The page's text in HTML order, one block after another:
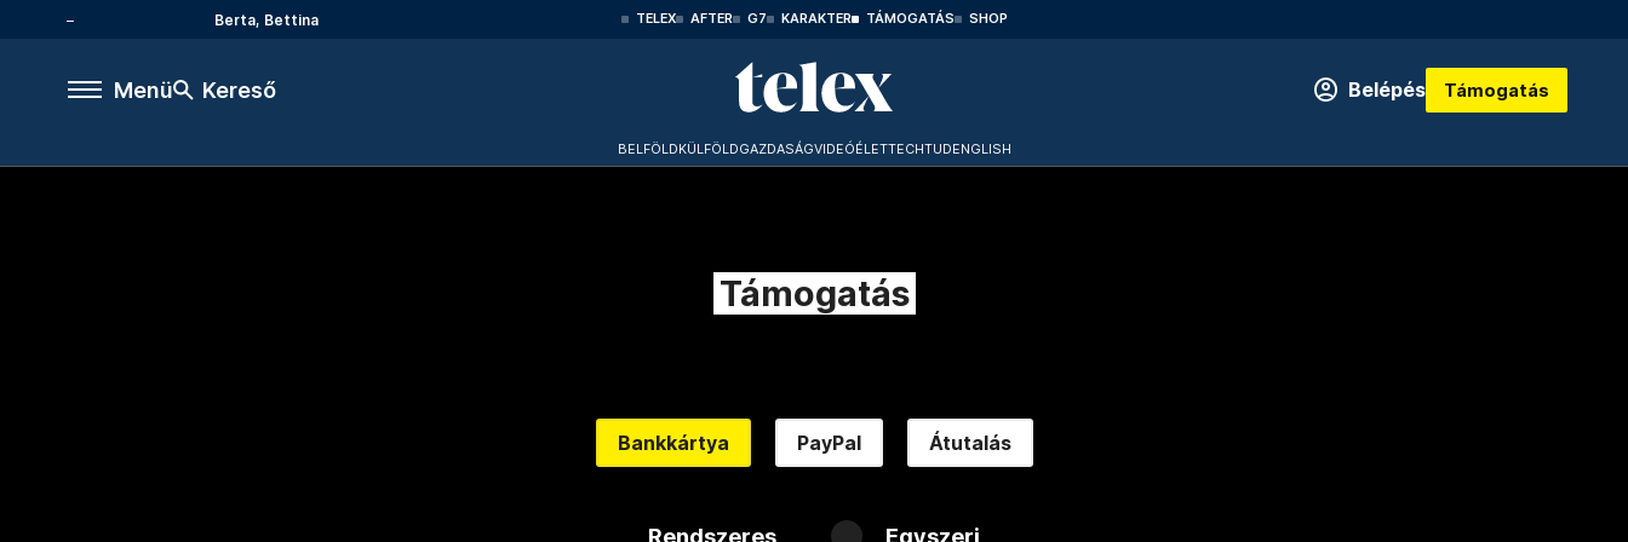
Berta, Bettina TELEX AFTER G7 KARAKTER TÁMOGATÁS SHOP
Menü Kereső Belépés Támogatás
BELFÖLDKÜLFÖLDGAZDASÁGVIDEÓÉLETTECHTUDENGLISH
Támogatás
Bankkártya PayPal Átutalás
Rendszeres Egyszeri